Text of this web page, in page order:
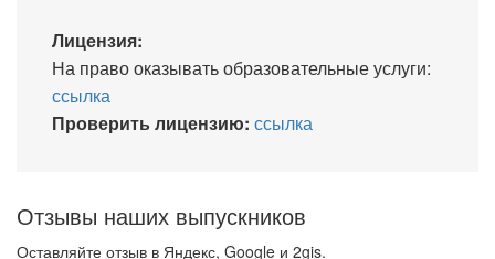
Лицензия:
На право оказывать образовательные услуги:
ссылка
Проверить лицензию: ссылка
Отзывы наших выпускников
Оставляйте отзыв в Яндекс, Google и 2gis.